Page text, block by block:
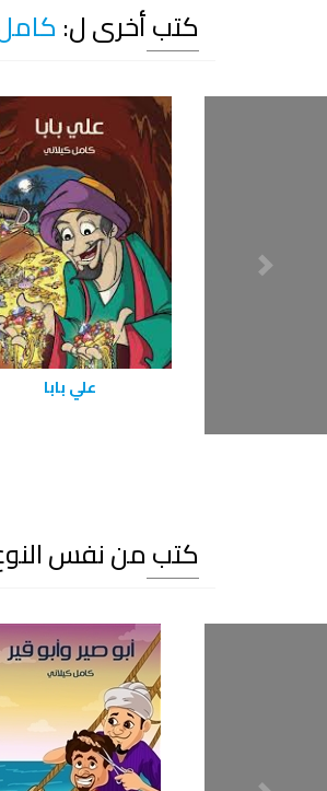
كتب أخرى ل:
‫علي بابا‬
كتب من نفس